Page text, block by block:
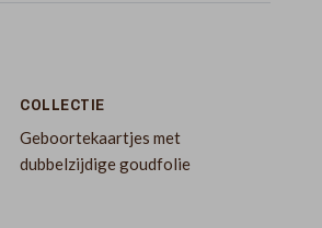
COLLECTIE
Geboortekaartjes met
dubbelzijdige goudfolie